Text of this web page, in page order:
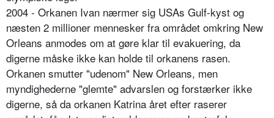
2004 - Orkanen Ivan nærmer sig USAs Gulf-kyst og
næsten 2 millioner mennesker fra området omkring New
Orleans anmodes om at gøre klar til evakuering, da
digerne måske ikke kan holde til orkanens rasen.
Orkanen smutter "udenom" New Orleans, men
myndighederne "glemte" advarslen og forstærker ikke
digerne, så da orkanen Katrina året efter raserer